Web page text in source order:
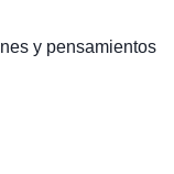
y pensamientos